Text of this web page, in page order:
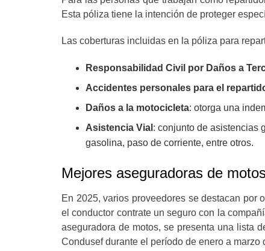
Esta póliza tiene la intención de proteger
Las coberturas incluidas en la póliza para
Responsabilidad Civil por Daños a
Accidentes personales para el
Daños a la motocicleta: otorga una
Asistencia Vial : conjunto de asistencias
gasolina, paso de corriente, entre otros.
Mejores aseguradoras de
En 2025, varios proveedores se destacan por
el conductor contrate un seguro con la
aseguradora de motos, se presenta una lista
Condusef durante el período de enero a marzo